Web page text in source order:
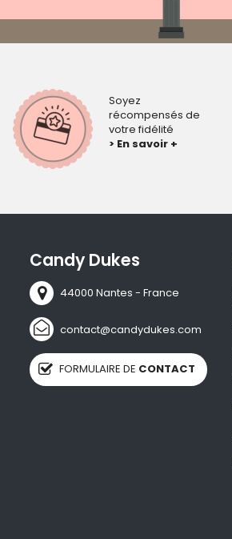
Soyez
récompensés de
votre fidélité
> En savoir +
Candy Dukes
44000 Nantes - France
contact@candydukes.com
FORMULAIRE DE CONTACT